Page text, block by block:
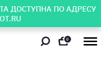
ДОСТУПНА ПО АДРЕСУ
0